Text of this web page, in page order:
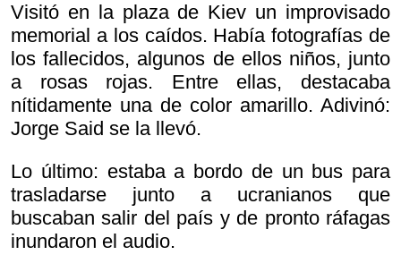
Visitó en la plaza de Kiev un improvisado
memorial a los caídos. Había fotografías de
los fallecidos, algunos de ellos niños, junto
a rosas rojas. Entre ellas, destacaba
nítidamente una de color amarillo. Adivinó:
Jorge Said se la llevó.
Lo último: estaba a bordo de un bus para
trasladarse junto a ucranianos que
buscaban salir del país y de pronto ráfagas
inundaron el audio.